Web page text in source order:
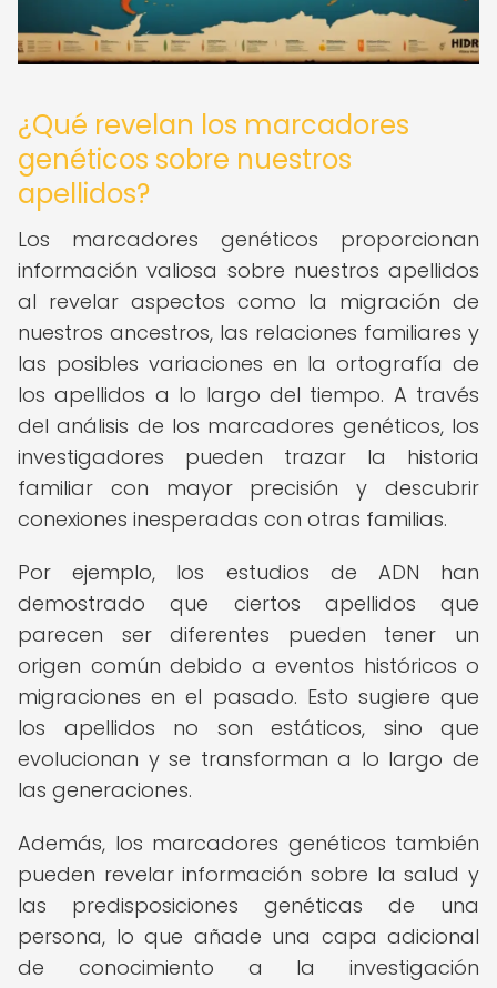
¿Qué revelan los marcadores
genéticos sobre nuestros
apellidos?
Los marcadores genéticos proporcionan
información valiosa sobre nuestros apellidos
al revelar aspectos como la migración de
nuestros ancestros, las relaciones familiares y
las posibles variaciones en la ortografía de
los apellidos a lo largo del tiempo. A través
del análisis de los marcadores genéticos, los
investigadores pueden trazar la historia
familiar con mayor precisión y descubrir
conexiones inesperadas con otras familias.
Por ejemplo, los estudios de ADN han
demostrado que ciertos apellidos que
parecen ser diferentes pueden tener un
origen común debido a eventos históricos o
migraciones en el pasado. Esto sugiere que
los apellidos no son estáticos, sino que
evolucionan y se transforman a lo largo de
las generaciones.
Además, los marcadores genéticos también
pueden revelar información sobre la salud y
las predisposiciones genéticas de una
persona, lo que añade una capa adicional
de conocimiento a la investigación